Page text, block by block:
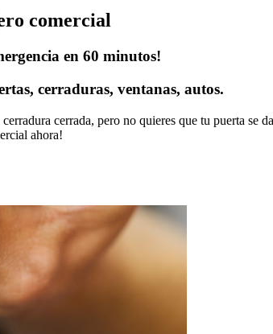
comercial
en 60 minutos!
cerraduras, ventanas, autos.
cerrada, pero no quieres que tu puerta se
ahora!